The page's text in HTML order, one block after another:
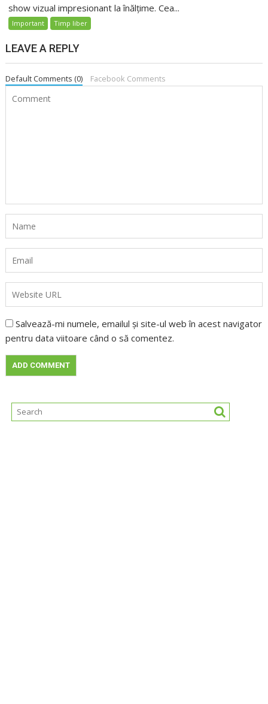
show vizual impresionant la înălțime. Cea...
Important Timp liber
LEAVE A REPLY
Default Comments (0) Facebook Comments
Salvează-mi numele, emailul și site-ul web în acest navigator
pentru data viitoare când o să comentez.